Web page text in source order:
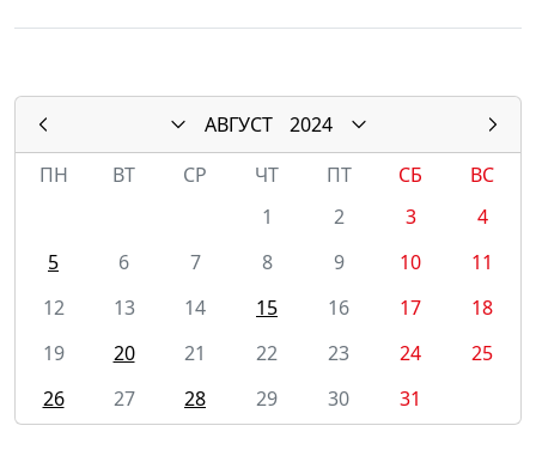
АВГУСТ
2024
ПН
ВТ СР ЧТ ПТ СБ
ВС
1
2 3
4
5
6 7 8 9 10
11
12
13 14 15 16 17
18
19
20 21 22 23 24
25
26
27 28 29 30 31